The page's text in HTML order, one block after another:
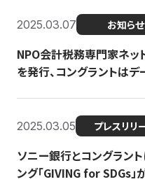
2025.03.07 お知らせ
NPO会計税務専門家ネッ
を発行、コングラントは
2025.03.05 プレスリリ
ソニー銀行とコングラン
ング「GIVING for SDGs」